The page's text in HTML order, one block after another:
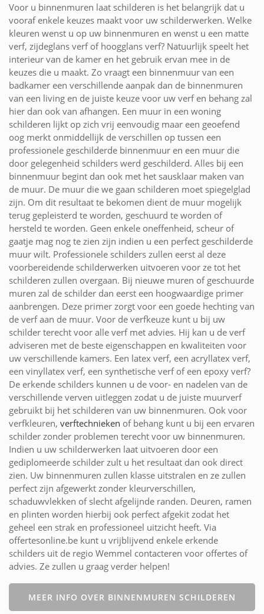
Voor u binnenmuren laat schilderen is het belangrijk dat u
vooraf enkele keuzes maakt voor uw schilderwerken. Welke
kleuren wenst u op uw binnenmuren en wenst u een matte
verf, zijdeglans verf of hoogglans verf? Natuurlijk speelt het
interieur van de kamer en het gebruik ervan mee in de
keuzes die u maakt. Zo vraagt een binnenmuur van een
badkamer een verschillende aanpak dan de binnenmuren
van een living en de juiste keuze voor uw verf en behang zal
hier dan ook van afhangen. Een muur in een woning
schilderen lijkt op zich vrij eenvoudig maar een geoefend
oog merkt onmiddellijk de verschillen op tussen een
professionele geschilderde binnenmuur en een muur die
door gelegenheid schilders werd geschilderd. Alles bij een
binnenmuur begint dan ook met het sausklaar maken van
de muur. De muur die we gaan schilderen moet spiegelglad
zijn. Om dit resultaat te bekomen dient de muur mogelijk
terug gepleisterd te worden, geschuurd te worden of
hersteld te worden. Geen enkele oneffenheid, scheur of
gaatje mag nog te zien zijn indien u een perfect geschilderde
muur wilt. Professionele schilders zullen eerst al deze
voorbereidende schilderwerken uitvoeren voor ze tot het
schilderen zullen overgaan. Bij nieuwe muren of geschuurde
muren zal de schilder dan eerst een hoogwaardige primer
aanbrengen. Deze primer zorgt voor een goede hechting van
de verf aan de muur. Voor de verfkeuze kunt u bij uw
schilder terecht voor alle verf met advies. Hij kan u de verf
adviseren met de beste eigenschappen en kwaliteiten voor
uw verschillende kamers. Een latex verf, een acryllatex verf,
een vinyllatex verf, een synthetische verf of een epoxy verf?
De erkende schilders kunnen u de voor- en nadelen van de
verschillende verven uitleggen zodat u de juiste muurverf
gebruikt bij het schilderen van uw binnenmuren. Ook voor
verfkleuren, verftechnieken of behang kunt u bij een ervaren
schilder zonder problemen terecht voor uw binnenmuren.
Indien u uw schilderwerken laat uitvoeren door een
gediplomeerde schilder zult u het resultaat dan ook direct
zien. Uw binnenmuren zullen klasse uitstralen en ze zullen
perfect zijn afgewerkt zonder kleurverschillen,
schaduwvlekken of slecht afgelijnde randen. Deuren, ramen
en plinten worden hierbij ook perfect afgekit zodat het
geheel een strak en professioneel uitzicht heeft. Via
offertesonline.be kunt u vrijblijvend enkele erkende
schilders uit de regio Wemmel contacteren voor offertes of
advies. Ze zullen u graag verder helpen!
MEER INFO OVER BINNENMUREN SCHILDEREN